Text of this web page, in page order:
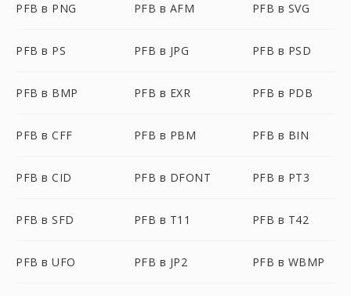
PFB в PNG PFB в AFM PFB в SVG
PFB в PS PFB в JPG PFB в PSD
PFB в BMP PFB в EXR PFB в PDB
PFB в CFF PFB в PBM PFB в BIN
PFB в CID PFB в DFONT PFB в PT3
PFB в SFD PFB в T11 PFB в T42
PFB в UFO PFB в JP2 PFB в WBMP